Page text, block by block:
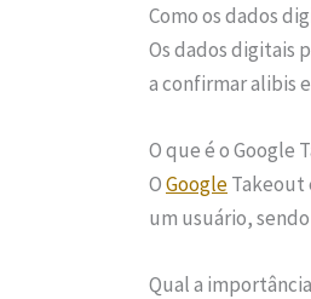
Como os dados
Os dados digitais
a confirmar alibis
O que é o Google
OGoogleTakeout
um usuário,
Qual a